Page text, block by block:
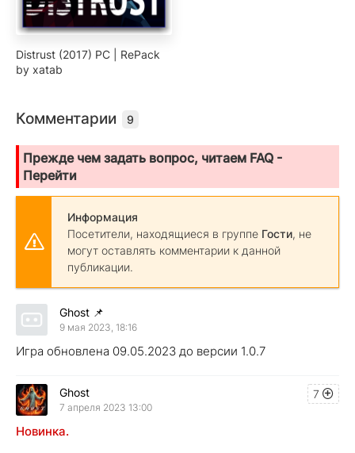
Distrust (2017) PC | RePack
by xatab
Комментарии 9
Прежде чем задать вопрос, читаем FAQ -
Перейти
Информация
Посетители, находящиеся в группе Гости, не
могут оставлять комментарии к данной
публикации.
Ghost 📌
9 мая 2023, 18:16
Игра обновлена 09.05.2023 до версии 1.0.7
7
Ghost
7 апреля 2023 13:00
Новинка.